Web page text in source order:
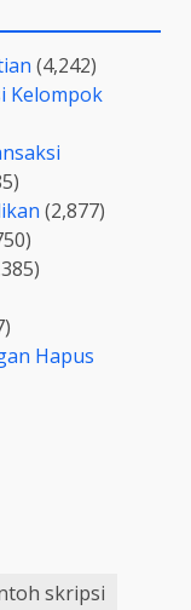
(4,242)
Kelompok
(2,877)
Hapus
skripsi